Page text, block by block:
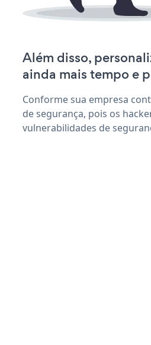
Além disso,
ainda mais tempo e
Conforme sua empresa
de segurança, pois os
vulnerabilidades de